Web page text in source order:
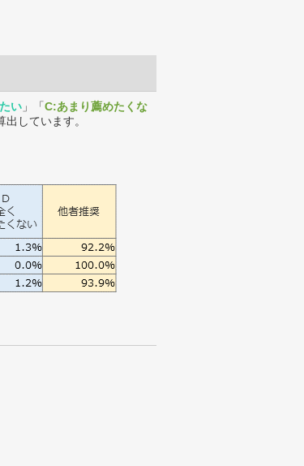
い 」「C:あまり薦めたくな
出しています。